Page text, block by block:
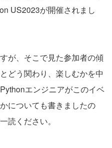
US2023が開催されまし
が、そこで見た参加者の傾
どう関わり、楽しむかを中
エンジニアがこのイベ
についても書きましたの
読ください。